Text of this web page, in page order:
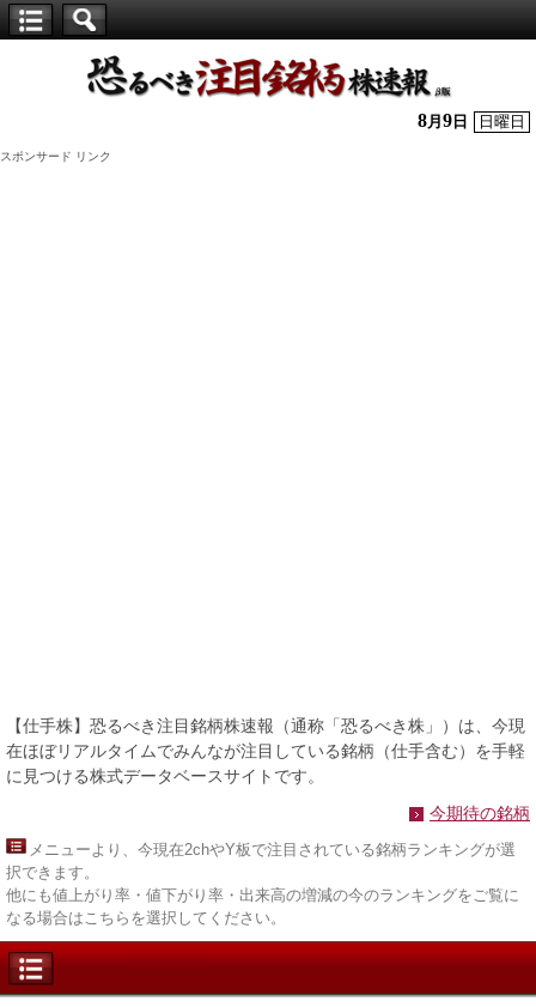
株】
8月 9 日 日曜日
スポンサード リンク
【仕手株】恐るべき注目銘柄株速報（通称「恐るべき株」）は、今現
在ほぼリアルタイムでみんなが注目している銘柄（仕手含む）を手軽
に見つける株式データベースサイトです。
今期待の銘柄
メニューより、今現在2chやY板で注目されている銘柄ランキングが選
択できます。
他にも値上がり率・値下がり率・出来高の増減の今のランキングをご覧に
なる場合はこちらを選択してください。